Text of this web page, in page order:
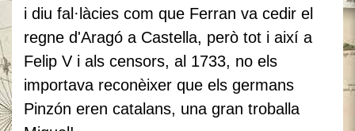
i diu fal·làcies com que Ferran va cedir el
regne d'Aragó a Castella, però tot i així a
Felip V i als censors, al 1733, no els
importava reconèixer que els germans
Pinzón eren catalans, una gran troballa